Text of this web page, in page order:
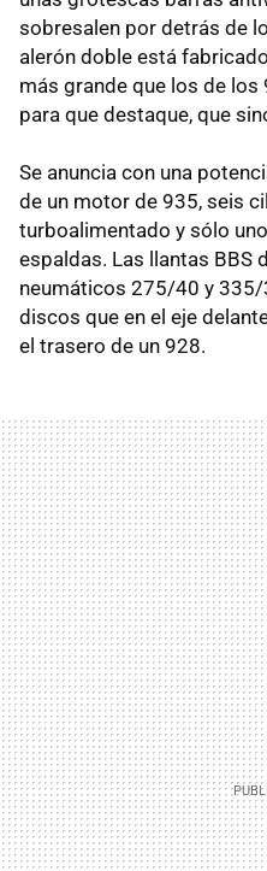
sobresalen por detrás de
alerón doble está
más grande que los de
para que destaque, que
Se anuncia con una
de un motor de 935, seis
turboalimentado y sólo
espaldas. Las llantas BBS
neumáticos 275/40 y
discos que en el eje
el trasero de un 928.